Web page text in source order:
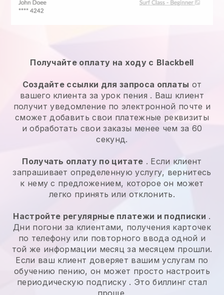
Получайте оплату на ходу с Blackbell
Создайте ссылки для запроса оплаты от
вашего клиента за урок пения . Ваш клиент
получит уведомление по электронной почте и
сможет добавить свои платежные реквизиты
и обработать свои заказы менее чем за 60
секунд.
Получать оплату по цитате . Если клиент
запрашивает определенную услугу, вернитесь
к нему с предложением, которое он может
легко принять или отклонить.
Настройте регулярные платежи и подписки .
Дни погони за клиентами, получения карточек
по телефону или повторного ввода одной и
той же информации месяц за месяцем прошли.
Если ваш клиент доверяет вашим услугам по
обучению пению, он может просто настроить
периодическую подписку. Это биллинг стал